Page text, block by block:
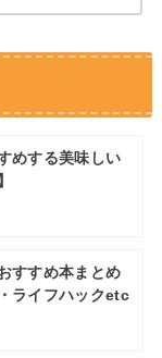
めする美味しい
すすめ本まとめ
ライフハックetc